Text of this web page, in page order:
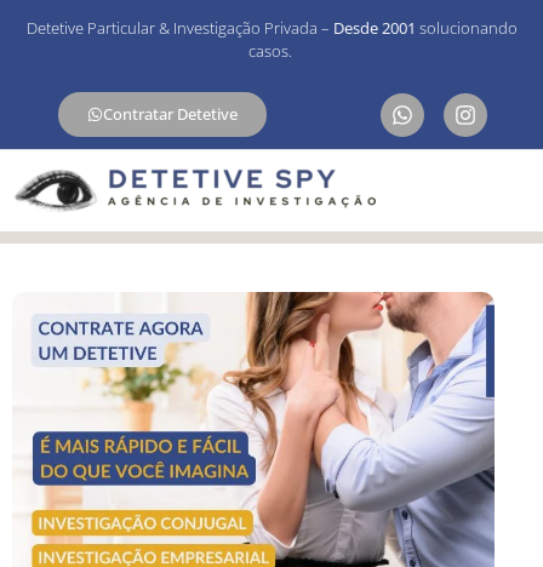
Detetive Particular & Investigação Privada – Desde 2001 solucionando
casos.
Contratar Detetive